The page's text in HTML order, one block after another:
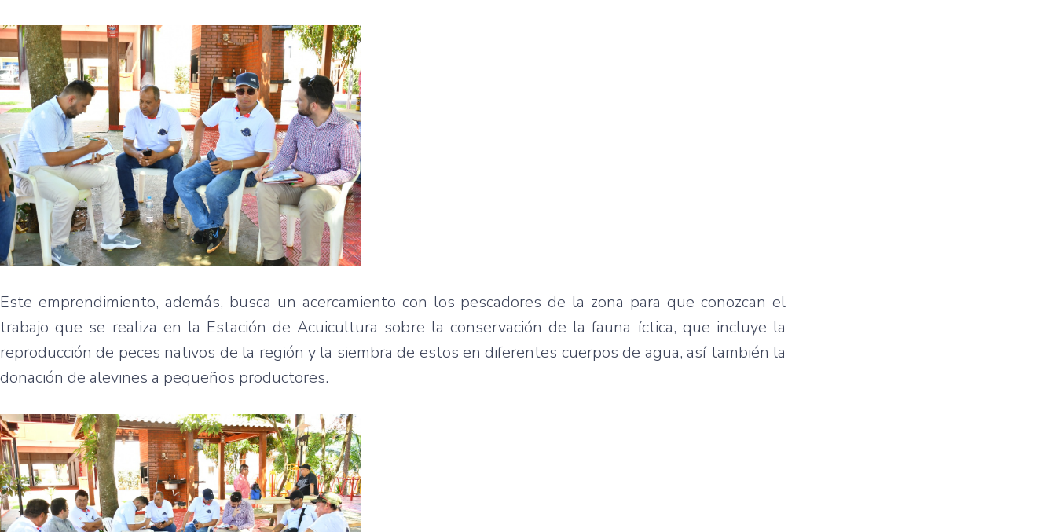
Este emprendimiento, además, busca un acercamiento con los pescadores de la zona para que conozcan el
trabajo que se realiza en la Estación de Acuicultura sobre la conservación de la fauna íctica, que incluye la
reproducción de peces nativos de la región y la siembra de estos en diferentes cuerpos de agua, así también la
donación de alevines a pequeños productores.